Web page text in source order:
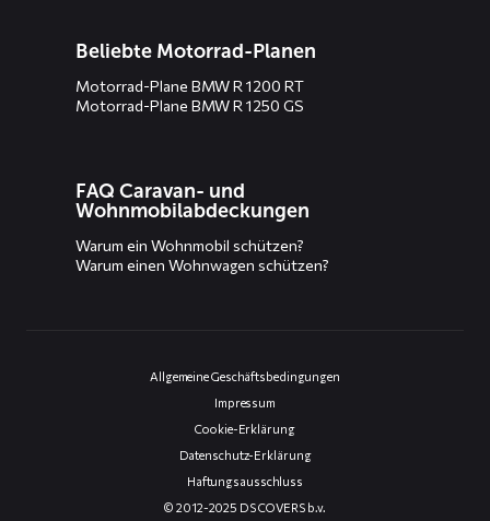
Beliebte Motorrad-Planen
Motorrad-Plane BMW R 1200 RT
Motorrad-Plane BMW R 1250 GS
FAQ Caravan- und
Wohnmobilabdeckungen
Warum ein Wohnmobil schützen?
Warum einen Wohnwagen schützen?
Allgemeine Geschäftsbedingungen
Impressum
Cookie-Erklärung
Datenschutz-Erklärung
Haftungsausschluss
© 2012-2025 DS COVERS b.v.